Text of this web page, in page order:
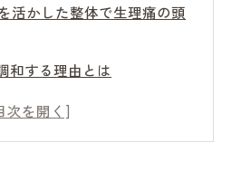
活かした整体で生理痛の頭
和する理由とは
らす心身への影響